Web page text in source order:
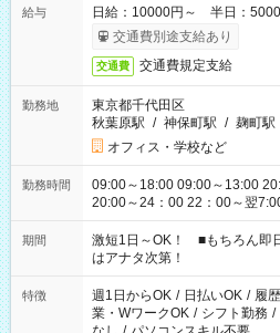
給与
日給：10000円～ 半日：
交通費別途支給あり
交通費 交通費規定支給
勤務地
東京都千代田区
秋葉原駅 / 神保町駅 / 麹町駅
オフィス・学校など
勤務時間
09:00～18:00 09:00～13:00
20:00～24：00 22：00～翌7:00 …
シフトもございます！ お気軽
期間
激短1日～OK！ ■もちろん即
はアナタ次第！
特徴 週1日からOK / 日払いOK / 履
業・WワークOK / シフト勤務 /